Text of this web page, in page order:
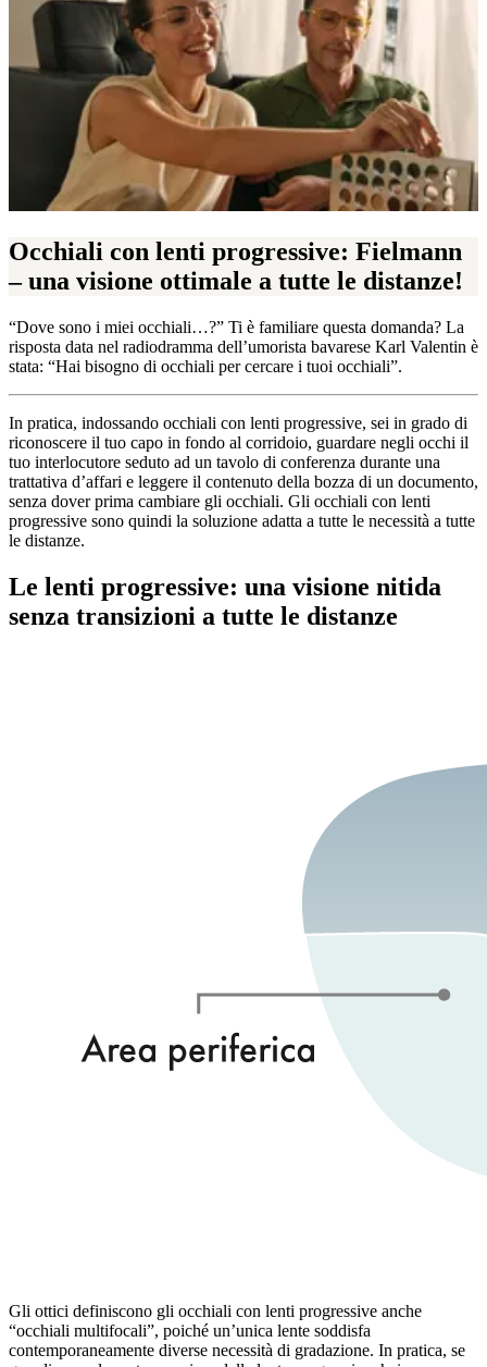
Occhiali con lenti progressive: Fielmann
– una visione ottimale a tutte le distanze!
“Dove sono i miei occhiali…?ˮ Ti è familiare questa domanda? La
risposta data nel radiodramma dell’umorista bavarese Karl Valentin è
stata: “Hai bisogno di occhiali per cercare i tuoi occhialiˮ.
In pratica, indossando occhiali con lenti progressive, sei in grado di
riconoscere il tuo capo in fondo al corridoio, guardare negli occhi il
tuo interlocutore seduto ad un tavolo di conferenza durante una
trattativa d’affari e leggere il contenuto della bozza di un documento,
senza dover prima cambiare gli occhiali. Gli occhiali con lenti
progressive sono quindi la soluzione adatta a tutte le necessità a tutte
le distanze.
Le lenti progressive: una visione nitida
senza transizioni a tutte le distanze
Gli ottici definiscono gli occhiali con lenti progressive anche
“occhiali multifocaliˮ, poiché un’unica lente soddisfa
contemporaneamente diverse necessità di gradazione. In pratica, se